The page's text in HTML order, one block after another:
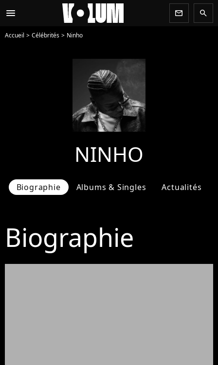
menu newsletter search
Accueil Célébrités Ninho
NINHO
Biographie Albums & Singles Actualités
Biographie